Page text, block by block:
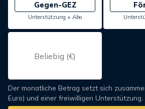
Gegen-GEZ
Unterstützung + Abo
Der monatliche Betrag setzt sich
Euro) und einer freiwilligen Unterstützung.